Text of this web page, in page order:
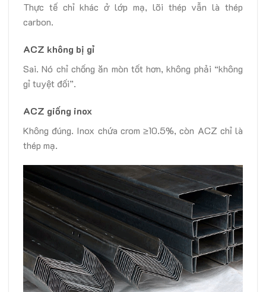
Thực tế chỉ khác ở lớp mạ, lõi thép vẫn là thép
carbon.
ACZ không bị gỉ
Sai. Nó chỉ chống ăn mòn tốt hơn, không phải “không
gỉ tuyệt đối”.
ACZ giống inox
Không đúng. Inox chứa crom ≥10.5%, còn ACZ chỉ là
thép mạ.